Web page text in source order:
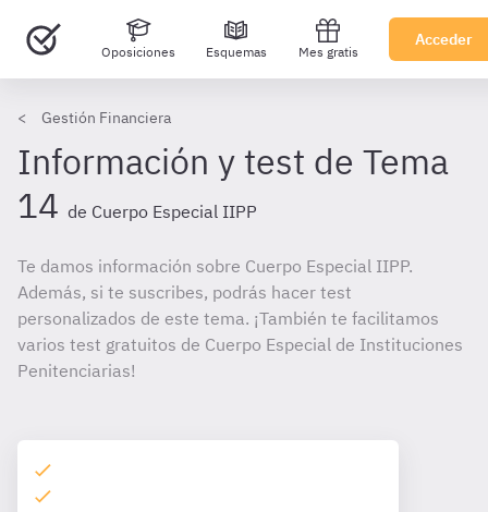
Oposiciones Esquemas Mes gratis
Acceder
Gestión Financiera
Información y test de Tema
14 de Cuerpo Especial IIPP
Te damos información sobre Cuerpo Especial IIPP.
Además, si te suscribes, podrás hacer test
personalizados de este tema. ¡También te facilitamos
varios test gratuitos de Cuerpo Especial de Instituciones
Penitenciarias!